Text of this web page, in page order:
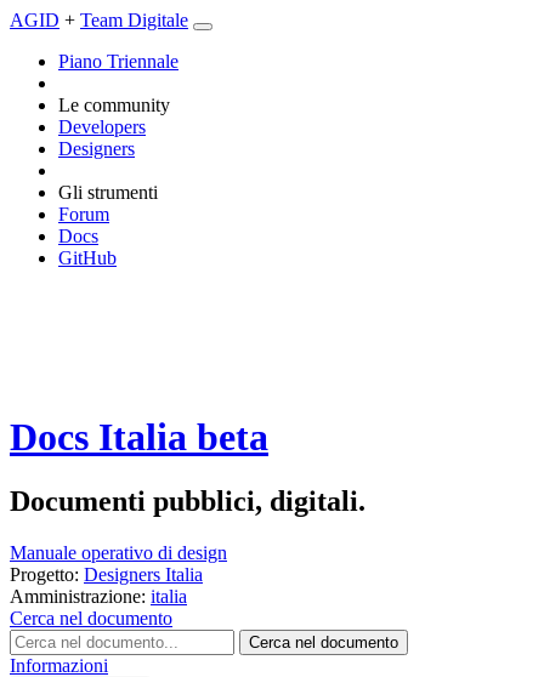
AGID + Team Digitale
Piano Triennale
Le community
Developers
Designers
Gli strumenti
Forum
Docs
GitHub
Docs Italia beta
Documenti pubblici, digitali.
Manuale operativo di design
Progetto: Designers Italia
Amministrazione: italia
Cerca nel documento
Cerca nel documento
Informazioni